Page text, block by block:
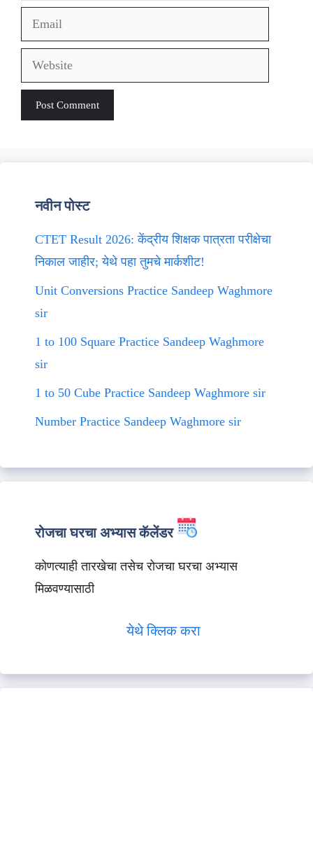
Email
Website
नवीन पोस्ट
CTET Result 2026: केंद्रीय शिक्षक पात्रता परीक्षेचा
निकाल जाहीर; येथे पहा तुमचे मार्कशीट!
Unit Conversions Practice Sandeep Waghmore
sir
1 to 100 Square Practice Sandeep Waghmore
sir
1 to 50 Cube Practice Sandeep Waghmore sir
Number Practice Sandeep Waghmore sir
रोजचा घरचा अभ्यास कॅलेंडर
कोणत्याही तारखेचा तसेच रोजचा घरचा अभ्यास
मिळवण्यासाठी
येथे क्लिक करा